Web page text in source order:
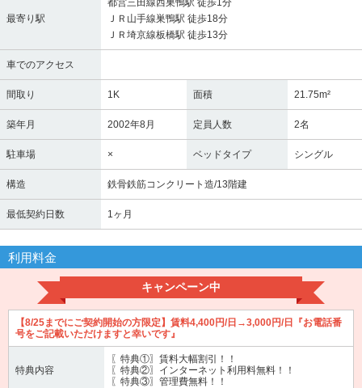
最寄り駅
都営三田線西巣鴨駅 徒歩1分
ＪＲ山手線巣鴨駅 徒歩18分
ＪＲ埼京線板橋駅 徒歩13分
車でのアクセス
間取り 1K 面積 21.75m²
築年月 2002年8月 定員人数 2名
駐車場 × ベッドタイプ シングル
構造 鉄骨鉄筋コンクリート造/13階建
最低契約日数 1ヶ月
利用料金
キャンペーン中
【8/25までにご契約開始の方限定】賃料4,400円/日→3,000円/日『お電話番
号をご記載いただけますと幸いです』
特典内容
〖特典①〗賃料大幅割引！！
〖特典②〗インターネット利用料無料！！
〖特典③〗管理費無料！！